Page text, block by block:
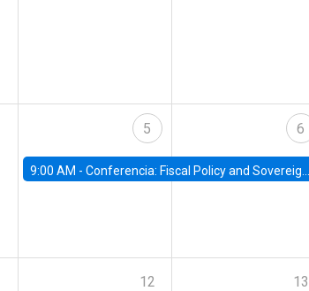
5
9:00 AM -Conferencia: Fiscal Policy and Sovereign Debt
6
12 13